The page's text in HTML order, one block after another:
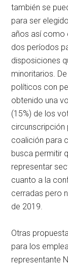
también se
para ser
años así como
dos períodos
disposiciones
minoritarios.
políticos con
obtenido una
(15%) de los
circunscripción
coalición para
busca permitir
representar
cuanto a la
cerradas pero
de 2019.
Otras
para los
representante